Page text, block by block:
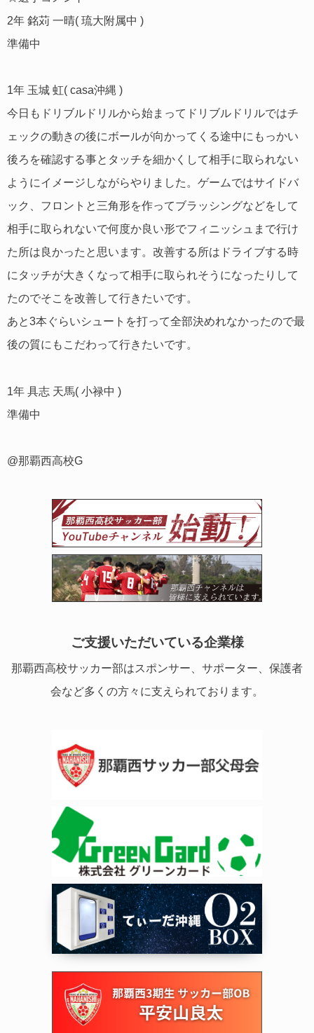
2年 銘苅 一晴( 琉大附属中 )
準備中
1年 玉城 虹( casa沖縄 )
今日もドリブルドリルから始まってドリブルドリルではチ
ェックの動きの後にボールが向かってくる途中にもっかい
後ろを確認する事とタッチを細かくして相手に取られない
ようにイメージしながらやりました。ゲームではサイドバ
ック、フロントと三角形を作ってブラッシングなどをして
相手に取られないで何度か良い形でフィニッシュまで行け
た所は良かったと思います。改善する所はドライブする時
にタッチが大きくなって相手に取られそうになったりして
たのでそこを改善して行きたいです。
あと3本ぐらいシュートを打って全部決めれなかったので最
後の質にもこだわって行きたいです。
1年 具志 天馬( 小禄中 )
準備中
@那覇西高校G
ご支援いただいている企業様
那覇西高校サッカー部はスポンサー、サポーター、保護者
会など多くの方々に支えられております。